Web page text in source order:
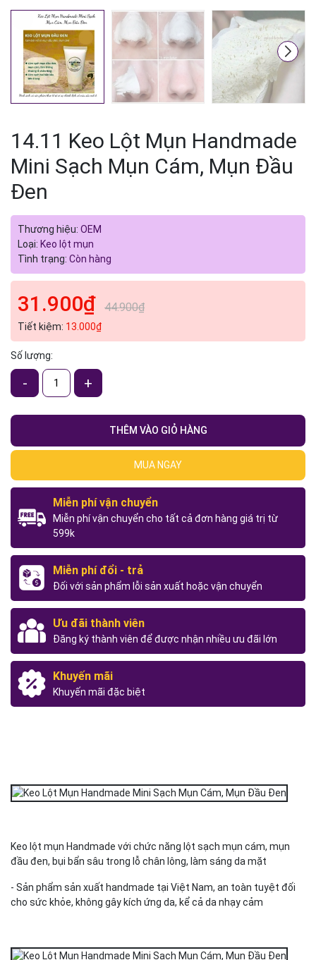
14.11 Keo Lột Mụn Handmade
Mini Sạch Mụn Cám, Mụn Đầu
Đen
Thương hiệu: OEM
Loại: Keo lột mụn
Tình trạng: Còn hàng
31.900₫ 44.900₫
Tiết kiệm: 13.000₫
Số lượng:
- +
THÊM VÀO GIỎ HÀNG
MUA NGAY
Miễn phí vận chuyển
Miễn phí vận chuyển cho tất cả đơn hàng giá trị từ
599k
Miễn phí đổi - trả
Đối với sản phẩm lỗi sản xuất hoặc vận chuyển
Ưu đãi thành viên
Đăng ký thành viên để được nhận nhiều ưu đãi lớn
Khuyến mãi
Khuyến mãi đặc biệt
Ngày hết hạn:
Điều kiện:
Keo lột mụn Handmade với chức năng lột sạch mụn cám, mụn
đầu đen, bụi bẩn sâu trong lỗ chân lông, làm sáng da mặt
- Sản phẩm sản xuất handmade tại Việt Nam, an toàn tuyệt đối
cho sức khỏe, không gây kích ứng da, kể cả da nhạy cảm